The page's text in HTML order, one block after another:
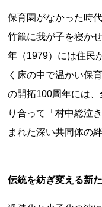
二ヶ領用水
保育園がなかった時
竹籠に我が子を寝か
年（1979）には住民
く床の中で温かい保
の開拓100周年には
り合って「村中総泣
まれた深い共同体の
伝統を紡ぎ変える新